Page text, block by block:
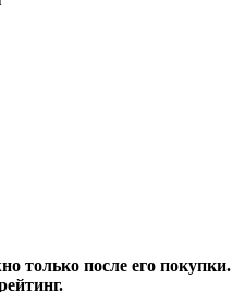
только после его покупки.